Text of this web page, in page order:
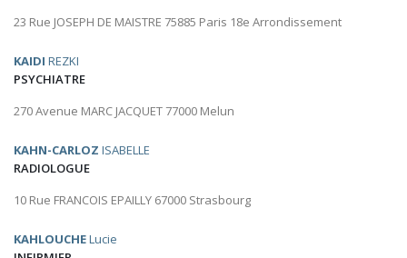
23 Rue JOSEPH DE MAISTRE 75885 Paris 18e Arrondissement
KAIDI REZKI
PSYCHIATRE
270 Avenue MARC JACQUET 77000 Melun
KAHN-CARLOZ ISABELLE
RADIOLOGUE
10 Rue FRANCOIS EPAILLY 67000 Strasbourg
KAHLOUCHELucie